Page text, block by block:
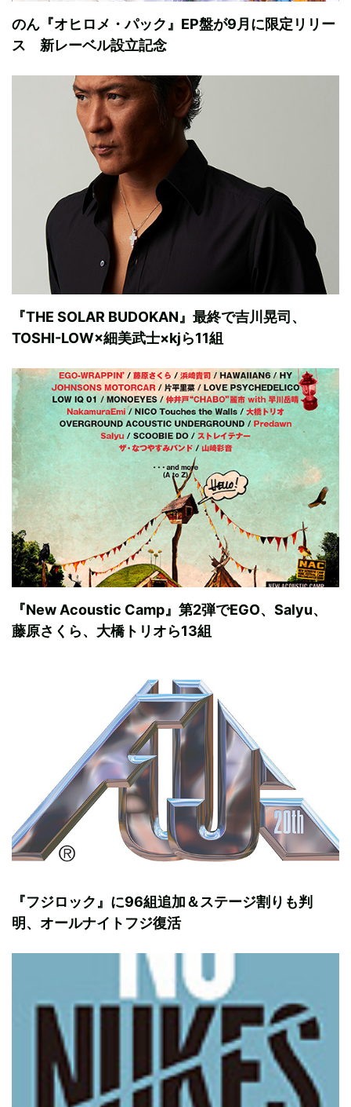
のん『オヒロメ・パック』EP盤が9月に限定リリー
ス 新レーベル設立記念
『THE SOLAR BUDOKAN』最終で吉川晃司、
TOSHI-LOW×細美武士×kjら11組
『New Acoustic Camp』第2弾でEGO、Salyu、
藤原さくら、大橋トリオら13組
『フジロック』に96組追加＆ステージ割りも判
明、オールナイトフジ復活